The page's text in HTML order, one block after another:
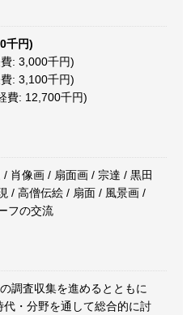
千円)
: 3,000千円)
: 3,100千円)
費: 12,700千円)
肖像画 / 扇面画 / 宗達 / 黒田
/ 高僧伝絵 / 扇面 / 風景画 /
フの交流
調査収集を進めるとともに
・分野を通して総合的に討